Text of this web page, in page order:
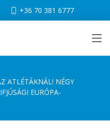
+36 70 381 6777
ATLÉTÁKNÁL! NÉGY
EURÓPA-